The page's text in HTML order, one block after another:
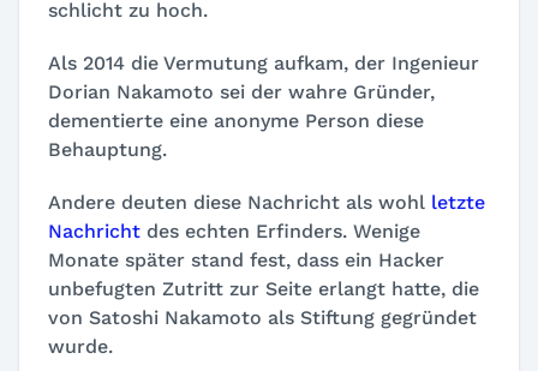
schlicht zu hoch.
Als 2014 die Vermutung aufkam, der Ingenieur
Dorian Nakamoto sei der wahre Gründer,
dementierte eine anonyme Person diese
Behauptung.
Andere deuten diese Nachricht als wohl letzte
Nachricht des echten Erfinders. Wenige
Monate später stand fest, dass ein Hacker
unbefugten Zutritt zur Seite erlangt hatte, die
von Satoshi Nakamoto als Stiftung gegründet
wurde.